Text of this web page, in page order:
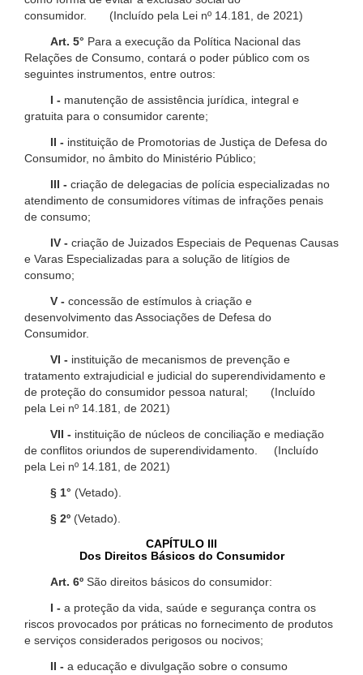
consumidor. (Incluído pela Lei nº 14.181, de 2021)
Art. 5° Para a execução da Política Nacional das
Relações de Consumo, contará o poder público com os
seguintes instrumentos, entre outros:
I - manutenção de assistência jurídica, integral e
gratuita para o consumidor carente;
II - instituição de Promotorias de Justiça de Defesa do
Consumidor, no âmbito do Ministério Público;
III - criação de delegacias de polícia especializadas no
atendimento de consumidores vítimas de infrações penais
de consumo;
IV - criação de Juizados Especiais de Pequenas Causas
e Varas Especializadas para a solução de litígios de
consumo;
V - concessão de estímulos à criação e
desenvolvimento das Associações de Defesa do
Consumidor.
VI - instituição de mecanismos de prevenção e
tratamento extrajudicial e judicial do superendividamento e
de proteção do consumidor pessoa natural; (Incluído
pela Lei nº 14.181, de 2021)
VII - instituição de núcleos de conciliação e mediação
de conflitos oriundos de superendividamento. (Incluído
pela Lei nº 14.181, de 2021)
§ 1° (Vetado).
§ 2º (Vetado).
CAPÍTULO III
Dos Direitos Básicos do Consumidor
Art. 6º São direitos básicos do consumidor:
I - a proteção da vida, saúde e segurança contra os
riscos provocados por práticas no fornecimento de produtos
e serviços considerados perigosos ou nocivos;
II - a educação e divulgação sobre o consumo